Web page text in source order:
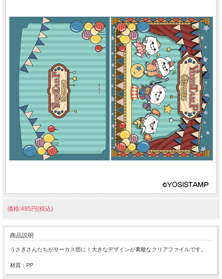
価格:495円(税込)
商品説明
うさぎさんたちがサーカス団に！大きなデザインが素敵なクリアファイルです。
材質：PP